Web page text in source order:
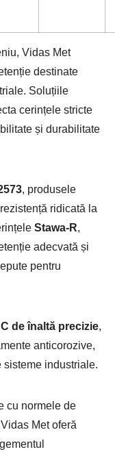
destinate
Soluțiile
cerințele stricte
și durabilitate
, produsele
ridicată la
Stawa-R,
adecvată și
pentru
de înaltă precizie,
anticorozive,
industriale.
Met oferă